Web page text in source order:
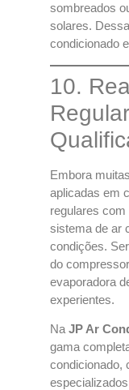
sombreados
solares.
condicionado
10.
Embora
aplicadas em
regulares
sistema de ar
condições.
do
evaporadora
experientes.
Na JP Ar
gama
condicionado,